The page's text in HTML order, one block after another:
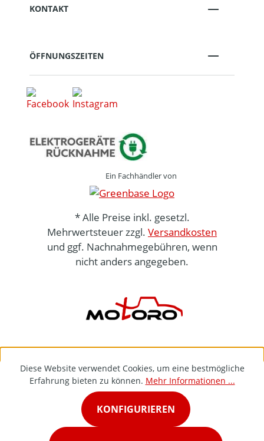
KONTAKT
ÖFFNUNGSZEITEN
Ein Fachhändler von
* Alle Preise inkl. gesetzl.
Mehrwertsteuer zzgl. Versandkosten
und ggf. Nachnahmegebühren, wenn
nicht anders angegeben.
Diese Website verwendet Cookies, um eine bestmögliche
Erfahrung bieten zu können. Mehr Informationen ...
KONFIGURIEREN